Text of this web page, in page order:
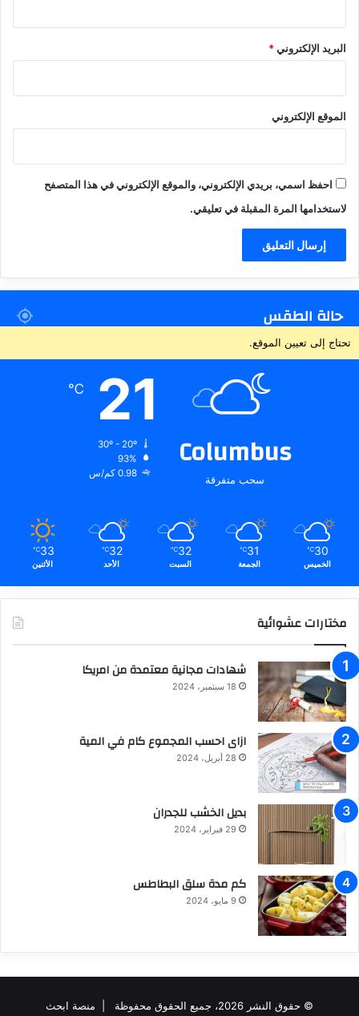
البريد الإلكتروني*
الموقع الإلكتروني
احفظ اسمي، بريدي الإلكتروني، والموقع الإلكتروني في هذا المتصفح
لاستخدامها المرة المقبلة في تعليقي.
حالة الطقس
تحتاج إلى تعيين الموقع.
Columbus
سحب متفرقة
21
℃
93%
0.98 كم/س
30
℃
الخميس
31
℃
الجمعة
32
℃
السبت
32
℃
الأحد
33
℃
الأثنين
مختارات عشوائية
شهادات مجانية معتمدة من امريكا
18 سبتمبر، 2024
ازاى احسب المجموع كام في المية
28 أبريل، 2024
بديل الخشب للجدران
29 فبراير، 2024
كم مدة سلق البطاطس
9 مايو، 2024
© حقوق النشر 2026، جميع الحقوق محفوظة | منصة ابحث